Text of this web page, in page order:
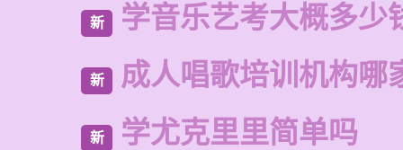
新 学音乐艺考大概多少
新 成人唱歌培训机构哪
新 学尤克里里简单吗